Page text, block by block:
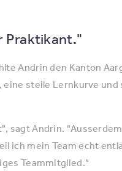
Praktikant."
Andrin den Kanton
eine steile Lernkurve und
sagt Andrin.
ich mein Team echt
Teammitglied."